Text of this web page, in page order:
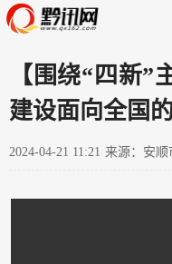
【围绕“四新”
建设面向全国
2024-04-21 11:21 来源：安顺